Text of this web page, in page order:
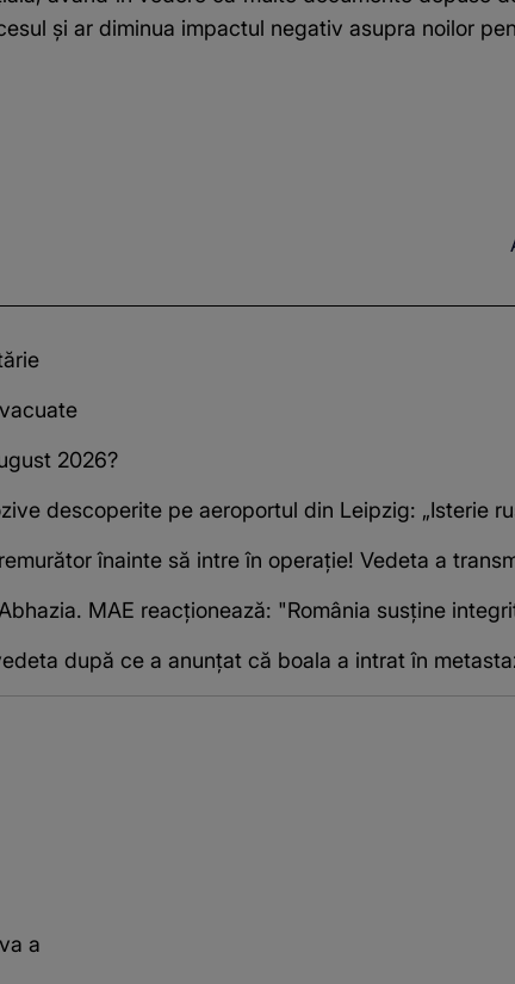
și ar diminua impactul negativ asupra noilor
2026?
descoperite pe aeroportul din Leipzig: „Isterie
înainte să intre în operație! Vedeta a
MAE reacționează: "România susține
după ce a anunțat că boala a intrat în
a